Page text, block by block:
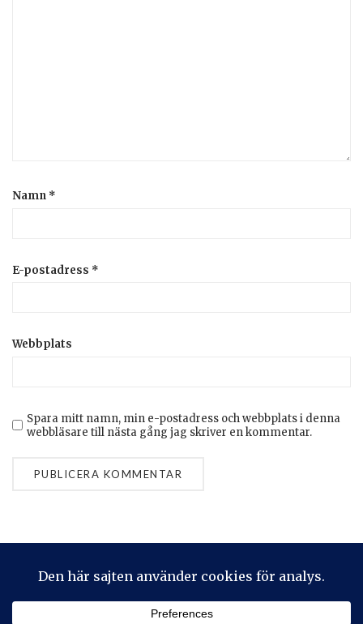
Namn *
E-postadress *
Webbplats
Spara mitt namn, min e-postadress och webbplats i denna
webbläsare till nästa gång jag skriver en kommentar.
Privacy & Cookies: This site uses cookies. By continuing to use
this website, you agree to their use.
To find out more, including how to control cookies, see here: